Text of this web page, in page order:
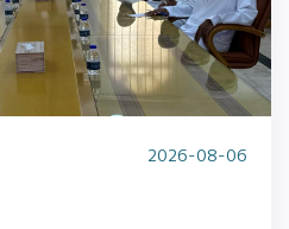
2026-08-06